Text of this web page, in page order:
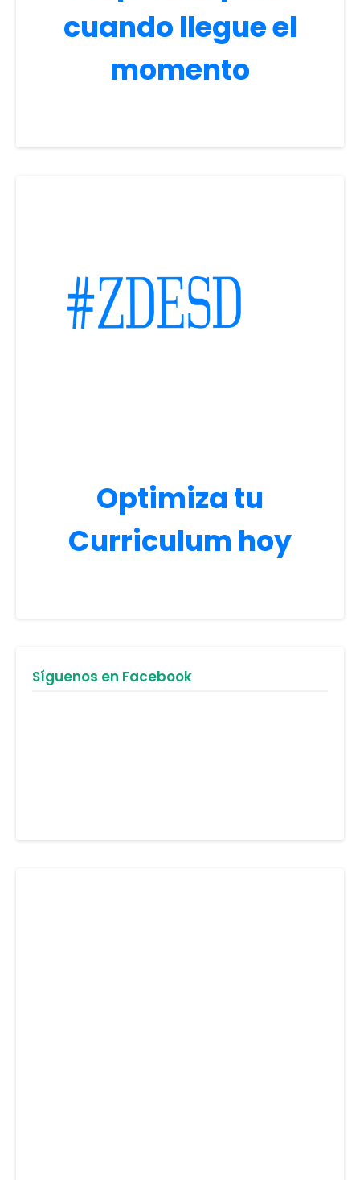
cuando llegue el
momento
Optimiza tu
Curriculum hoy
Síguenos en Facebook